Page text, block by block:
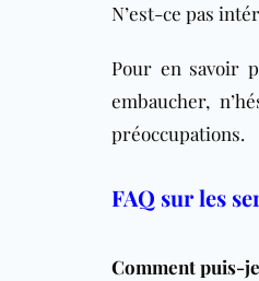
N’est-ce pas
Pour en savoir
embaucher,
préoccupations.
FAQ sur les
Comment puis-